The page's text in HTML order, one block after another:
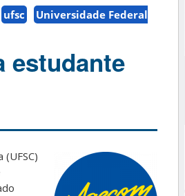
ufsc
Universidade Federal
estudante